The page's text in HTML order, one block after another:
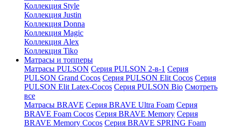
Коллекция Style
Коллекция Justin
Коллекция Donna
Коллекция Magic
Коллекция Alex
Коллекция Tiko
Матрасы и топперы
Матрасы PULSON Серия PULSON 2-в-1 Серия
PULSON Grand Cocos Серия PULSON Elit Cocos Серия
PULSON Elit Latex-Cocos Серия PULSON Bio Смотреть
все
Матрасы BRAVE Серия BRAVE Ultra Foam Серия
BRAVE Foam Cocos Серия BRAVE Memory Серия
BRAVE Memory Cocos Серия BRAVE SPRING Foam